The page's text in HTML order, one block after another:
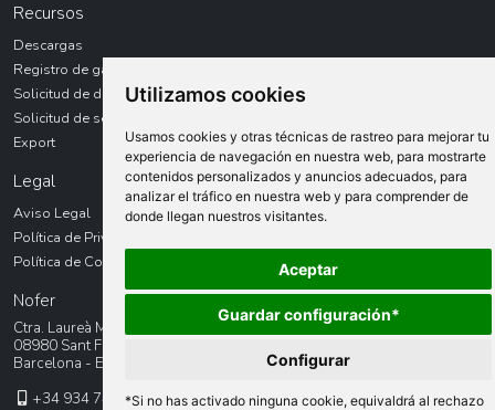
Utilizamos cookies
Usamos cookies y otras técnicas de rastreo para mejorar tu
experiencia de navegación en nuestra web, para mostrarte
contenidos personalizados y anuncios adecuados, para
analizar el tráfico en nuestra web y para comprender de
donde llegan nuestros visitantes.
Aceptar
Guardar configuración*
Configurar
*Si no has activado ninguna cookie, equivaldrá al rechazo
Recursos
Descargas
Registro de garantías
Solicitud de devolución
Solicitud de servicio técnico
Export
Legal
Aviso Legal
Política de Privacidad
Política de Cookies
Nofer
Ctra. Laureà Miró, 385-387
08980 Sant Feliu de LLobregat
Barcelona - España
+34 934 742 423